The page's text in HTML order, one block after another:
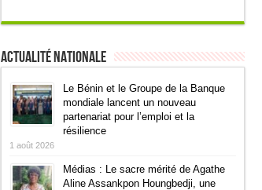
Actualité Nationale
Le Bénin et le Groupe de la Banque
mondiale lancent un nouveau
partenariat pour l’emploi et la
résilience
1 août 2026
Médias : Le sacre mérité de Agathe
Aline Assankpon Houngbedji, une